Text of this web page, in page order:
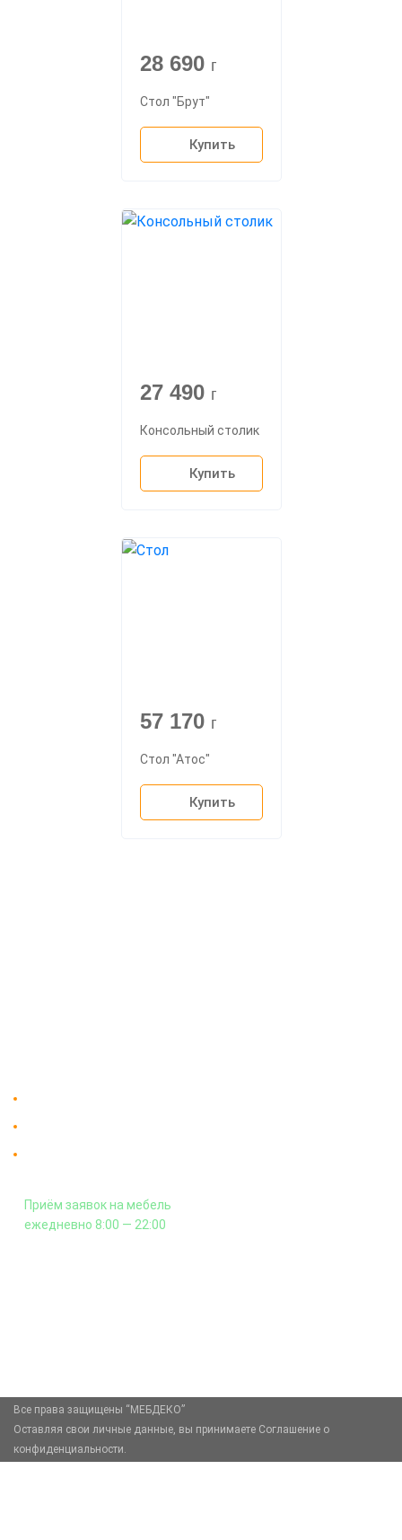
28 690 г
Стол "Брут"
Купить
27 490 г
Консольный столик
Купить
57 170 г
Стол "Атос"
Купить
Приём заявок на мебель
ежедневно 8:00 — 22:00
Все права защищены “МЕБДЕКО”
Оставляя свои личные данные, вы принимаете Соглашение о
конфиденциальности.